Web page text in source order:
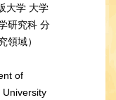
大学 大学
研究科 分
領域）
of
University